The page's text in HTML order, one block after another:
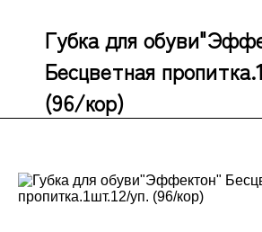
Губка для
Бесцветная
(96/кор)